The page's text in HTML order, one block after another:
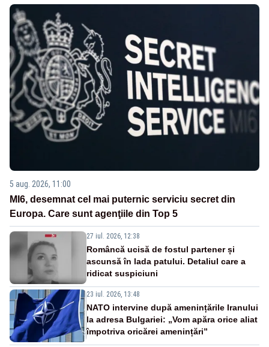
5 aug. 2026, 11:00
MI6, desemnat cel mai puternic serviciu secret din
Europa. Care sunt agenţiile din Top 5
27 iul. 2026, 12:38
Româncă ucisă de fostul partener și
ascunsă în lada patului. Detaliul care a
ridicat suspiciuni
23 iul. 2026, 13:48
NATO intervine după amenințările Iranului
la adresa Bulgariei: „Vom apăra orice aliat
împotriva oricărei amenințări”